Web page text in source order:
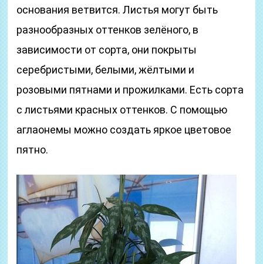
основания ветвится. Листья могут быть
разнообразных оттенков зелёного, в
зависимости от сорта, они покрыты
серебристыми, белыми, жёлтыми и
розовыми пятнами и прожилками. Есть сорта
с листьями красных оттенков. С помощью
аглаонемы можно создать яркое цветовое
пятно.